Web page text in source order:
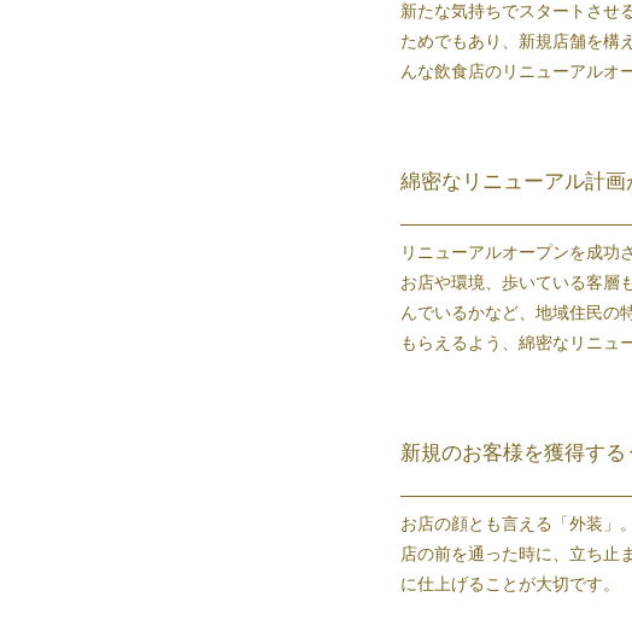
新たな気持ちでスタートさせ
ためでもあり、 新規店舗を構
んな飲食店のリニューアルオ
綿密なリニューアル計画
リニューアルオープンを成功
お店や環境、歩いている客層
んでいるかなど、地域住民の
もらえるよう、綿密なリニュ
新規のお客様を獲得する
お店の顔とも言える「外装」
店の前を通った時に、立ち止
に仕上げることが大切です。